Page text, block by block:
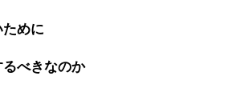
めに
べきなのか